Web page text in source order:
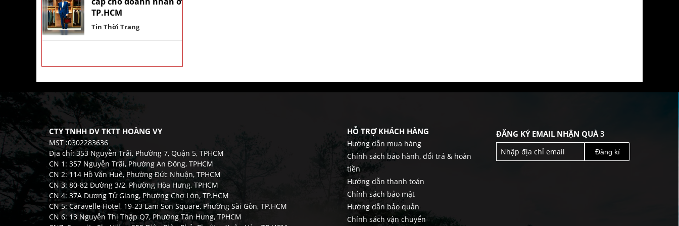
TP.HCM
Tin Thời Trang
CTY TNHH DV TKTT HOÀNG VY
MST :0302283636
Địa chỉ: 353 Nguyễn Trãi, Phường 7, Quận 5, TPHCM
CN 1: 357 Nguyễn Trãi, Phường An Đông, TPHCM
CN 2: 114 Hồ Văn Huê, Phường Đức Nhuận, TPHCM
CN 3: 80-82 Đường 3/2, Phường Hòa Hưng, TPHCM
CN 4: 37A Dương Tử Giang, Phường Chợ Lớn, TP.HCM
CN 5: Caravelle Hotel, 19-23 Lam Son Square, Phường Sài Gòn, TP.HCM
CN 6: 13 Nguyễn Thị Thập Q7, Phường Tân Hưng, TPHCM
HỖ TRỢ KHÁCH HÀNG
Hướng dẫn mua hàng
Chính sách bảo hành, đổi trả & hoàn
tiền
Hướng dẫn thanh toán
Chính sách bảo mật
Hướng dẫn bảo quản
Chính sách vận chuyển
ĐĂNG KÝ EMAIL NHẬN QUÀ 3
Đăng kí